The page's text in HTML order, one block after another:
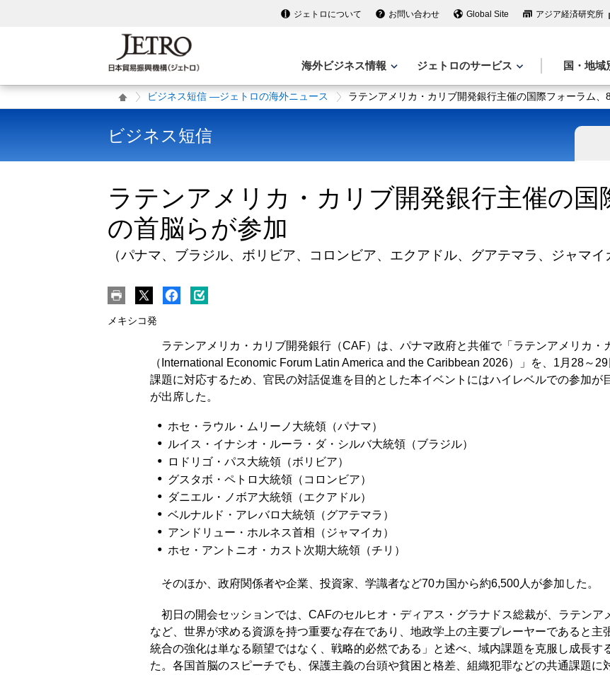
ジェトロについて お問い合わせ Global Site アジア経済研究所
海外ビジネス情報 ジェトロのサービス 国・地域
ビジネス短信 ―ジェトロの海外ニュース ラテンアメリカ・カリブ開発銀行主催の国際フォーラム、
ビジネス短信
ラテンアメリカ・カリブ開発銀行主催の国
の首脳らが参加
（パナマ、ブラジル、ボリビア、コロンビア、エクアドル、グアテマラ、ジャマイ
メキシコ発
ラテンアメリカ・カリブ開発銀行（CAF）は、パナマ政府と共催で「ラテンアメリカ・
（International Economic Forum Latin America and the Caribbean 2026）」を、1月28～
課題に対応するため、官民の対話促進を目的とした本イベントにはハイレベルでの参加が
が出席した。
ホセ・ラウル・ムリーノ大統領（パナマ）
ルイス・イナシオ・ルーラ・ダ・シルバ大統領（ブラジル）
ロドリゴ・パス大統領（ボリビア）
グスタボ・ペトロ大統領（コロンビア）
ダニエル・ノボア大統領（エクアドル）
ベルナルド・アレバロ大統領（グアテマラ）
アンドリュー・ホルネス首相（ジャマイカ）
ホセ・アントニオ・カスト次期大統領（チリ）
そのほか、政府関係者や企業、投資家、学識者など70カ国から約6,500人が参加した。
初日の開会セッションでは、CAFのセルヒオ・ディアス・グラナドス総裁が、ラテンア
など、世界が求める資源を持つ重要な存在であり、地政学上の主要プレーヤーであると主
統合の強化は単なる願望ではなく、戦略的必然である」と述べ、域内課題を克服し成長す
た。各国首脳のスピーチでも、保護主義の台頭や貧困と格差、組織犯罪などの共通課題に